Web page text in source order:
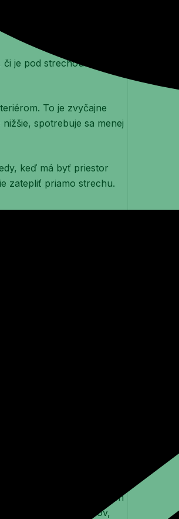
je pod strechou obytná
To je zvyčajne
spotrebuje sa menej
keď má byť priestor
zatepliť priamo strechu.
robí výška konštrukcie,
medzery
Rozhoduje aj správne
aplikuje a v akej vrstve.
zdĺhavého rezania a
nechce rozoberať
všade a za každých
príprava detailov,